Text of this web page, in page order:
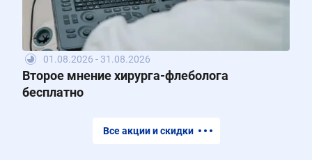
01.08.2026 - 31.08.2026
Второе мнение хирурга-флеболога
бесплатно
Все акции и скидки